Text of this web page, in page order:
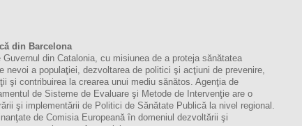
din Barcelona
din Catalonia, cu misiunea de a proteja sănătatea
nevoi a populaţiei, dezvoltarea de politici şi acţiuni de prevenire,
şi contribuirea la crearea unui mediu sănătos. Agenţia de
de Sisteme de Evaluare şi Metode de Intervenţie are o
şi implementării de Politici de Sănătate Publică la nivel regional.
de Comisia Europeană în domeniul dezvoltării şi